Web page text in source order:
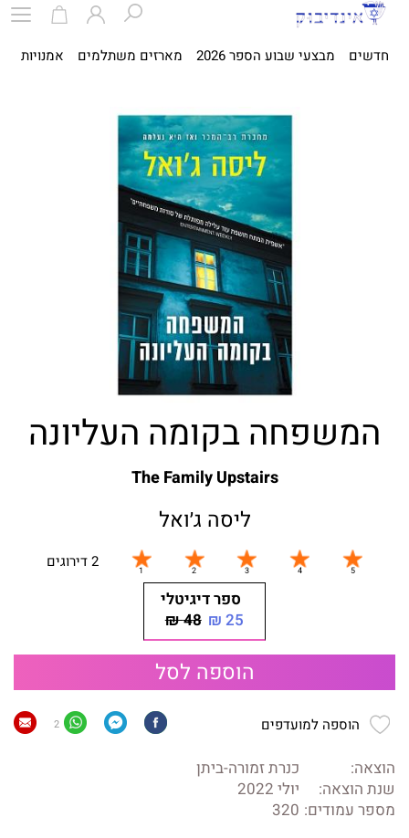
חדשים מבצעי שבוע הספר 2026 מארזים משתלמים אמנויות
המשפחה בקומה העליונה
The Family Upstairs
ליסה ג׳ואל
2 דירוגים
ספר דיגיטלי
25 ₪
48 ₪
הוספה לסל
הוספה למועדפים 2
הוצאה:
כנרת זמורה-ביתן
שנת הוצאה:
יולי 2022
מספר עמודים: 320